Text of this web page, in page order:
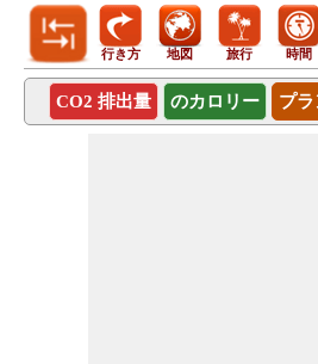
行き方 地図 旅行 時間
CO2 排出量 のカロリー プ